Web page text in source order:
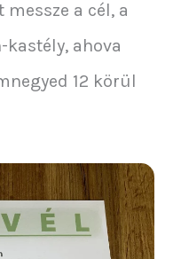
a cél, a
ahova
12 körül